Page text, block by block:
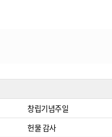
창립기념주일
헌물 감사